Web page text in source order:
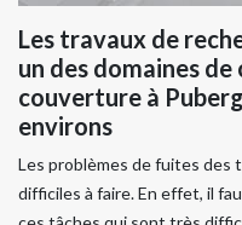
Les travaux de
un des domaines
couverture à
environs
Les problèmes de fuites des
difficiles à faire. En effet, il